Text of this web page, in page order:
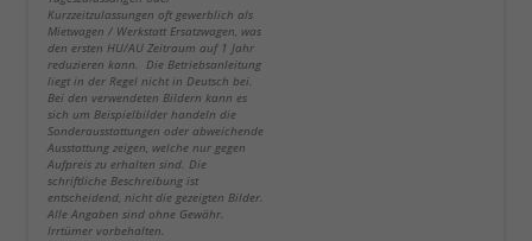
Kurzzeitzulassungen oft gewerblich als
Mietwagen / Werkstatt Ersatzwagen, was
den ersten HU/AU Zeitraum auf 1 Jahr
reduzieren kann. Die Betriebsanleitung
liegt in der Regel nicht in Deutsch bei.
Bei den verwendeten Bildern kann es
sich um Beispielbilder handeln die
Sonderausstattungen oder abweichende
Ausstattung zeigen, welche nur gegen
Aufpreis zu erhalten sind. Die
schriftliche Beschreibung ist
entscheidend, nicht die gezeigten Bilder.
Alle Angaben sind ohne Gewähr.
Irrtümer vorbehalten.